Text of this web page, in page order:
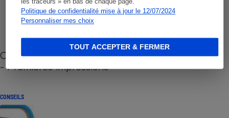
les traceurs » en bas de chaque page.
Politique de confidentialité mise à jour le 12/07/2024
Personnaliser mes choix
TOUT ACCEPTER & FERMER
Cafetière à capsules zéro déchet CoffeeB (vidéo)
- Premières impressions
CONSEILS